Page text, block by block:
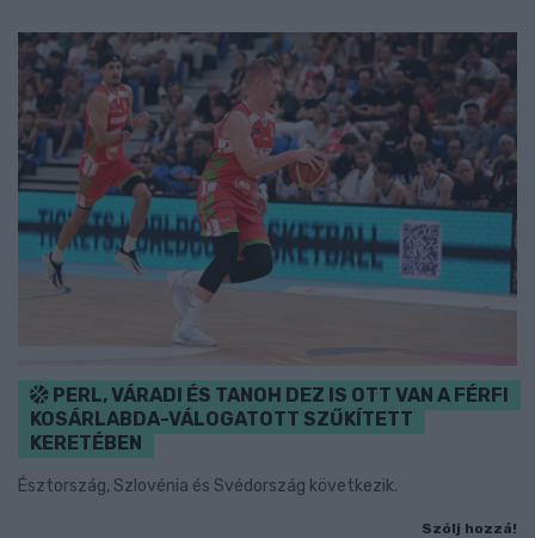
PERL, VÁRADI ÉS TANOH DEZ IS OTT VAN A FÉRFI
KOSÁRLABDA-VÁLOGATOTT SZŰKÍTETT
KERETÉBEN
Észtország, Szlovénia és Svédország következik.
Szólj hozzá!